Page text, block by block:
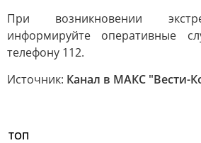
При возникновении
информируйте оперативные
телефону 112.
Источник: Канал в МАКС "Вести-
ТОП